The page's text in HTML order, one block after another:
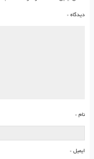
دیدگاه *
نام *
ایمیل *